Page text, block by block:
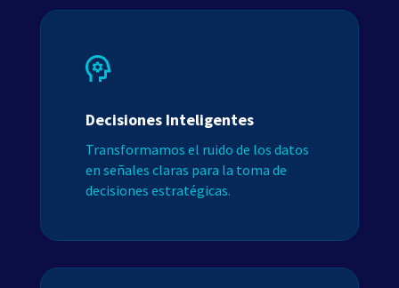
Decisiones Inteligentes
Transformamos el ruido de los datos
en señales claras para la toma de
decisiones estratégicas.